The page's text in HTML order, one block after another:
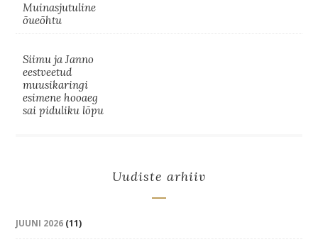
Muinasjutuline
õueõhtu
Siimu ja Janno
eestveetud
muusikaringi
esimene hooaeg
sai piduliku lõpu
Uudiste arhiiv
JUUNI 2026 (11)